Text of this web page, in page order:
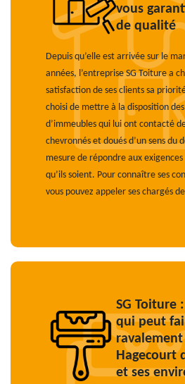
vous
de qualité
Depuis qu’elle est arrivée sur le
années, l’entreprise SG Toiture a
satisfaction de ses clients sa
choisi de mettre à la disposition
d’immeubles qui lui ont contacté
chevronnés et doués d’un sens du
mesure de répondre aux
qu’ils soient. Pour connaître ses
vous pouvez appeler ses chargés
SG Toiture
qui peut
ravalement
Hagecourt
et ses